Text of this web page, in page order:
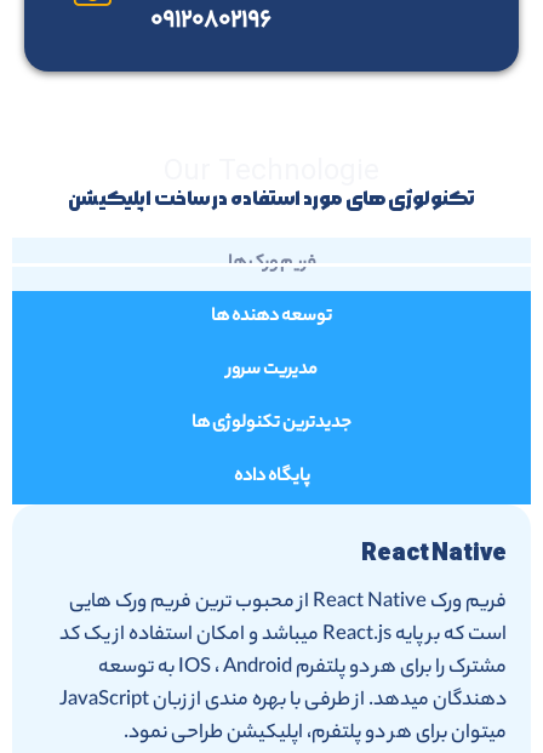
۰۹۱۲۰۸۰۲۱۹۶
تکنولوژی های مورد استفاده در ساخت اپلیکیشن
فریم ورک ها
توسعه دهنده ها
مدیریت سرور
جدیدترین تکنولوژی ها
پایگاه داده
React Native
فریم ورک React Native از محبوب ترین فریم ورک هایی
است که بر پایه React.js میباشد و امکان استفاده از یک کد
مشترک را برای هر دو پلتفرم IOS ، Android به توسعه
دهندگان میدهد. از طرفی با بهره مندی از زبان JavaScript
میتوان برای هر دو پلتفرم، اپلیکیشن طراحی نمود.